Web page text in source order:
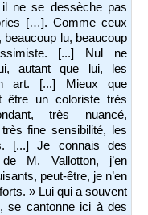
ne se dessèche pas
[…]. Comme ceux
lu, beaucoup
[...] Nul ne
autant que lui, les
art. [...] Mieux que
être un coloriste très
très nuancé,
fine sensibilité, les
[...] Je connais des
M. Vallotton, j’en
peut-être, je n’en
» Lui qui a souvent
se cantonne ici à des